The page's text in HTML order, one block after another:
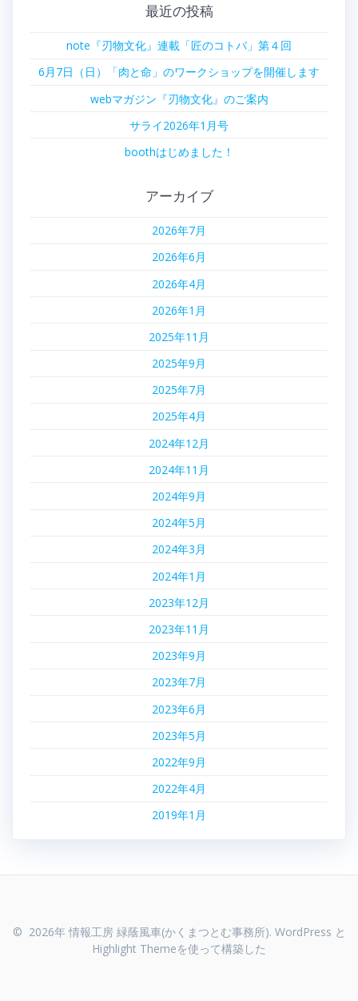
シ
最近の投稿
note『刃物文化』連載「匠のコトバ」第４回
6月7日（日）「肉と命」のワークショップを開催します
webマガジン『刃物文化』のご案内
サライ2026年1月号
boothはじめました！
アーカイブ
2026年7月
2026年6月
2026年4月
2026年1月
2025年11月
2025年9月
2025年7月
2025年4月
2024年12月
2024年11月
2024年9月
2024年5月
2024年3月
2024年1月
2023年12月
2023年11月
2023年9月
2023年7月
2023年6月
2023年5月
2022年9月
2022年4月
2019年1月
© 2026年 情報工房 緑蔭風車(かくまつとむ事務所). WordPress と
Highlight Themeを使って構築した